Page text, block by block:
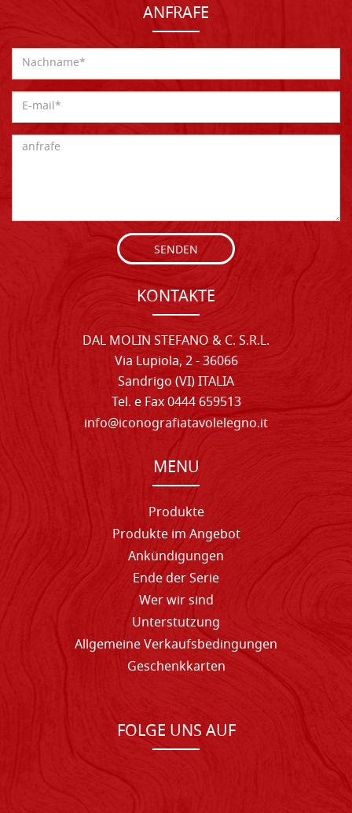
ANFRAFE
SENDEN
KONTAKTE
DAL MOLIN STEFANO & C. S.R.L.
Via Lupiola, 2 - 36066
Sandrigo (VI) ITALIA
Tel. e Fax 0444 659513
info@iconografiatavolelegno.it
MENU
Produkte
Produkte im Angebot
Ankündigungen
Ende der Serie
Wer wir sind
Unterstutzung
Allgemeine Verkaufsbedingungen
Geschenkkarten
FOLGE UNS AUF